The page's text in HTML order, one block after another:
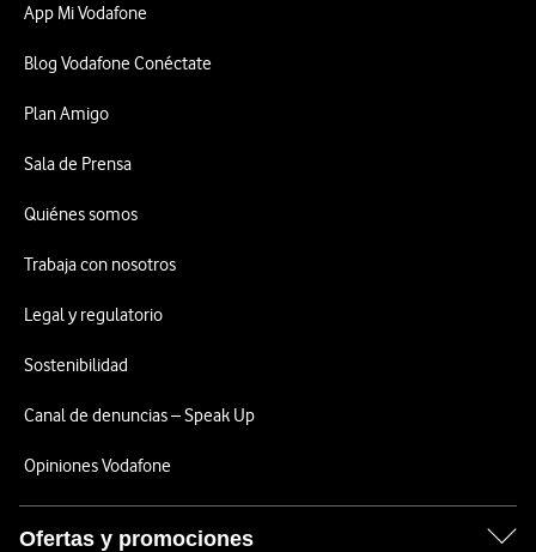
App Mi Vodafone
Blog Vodafone Conéctate
Plan Amigo
Sala de Prensa
Quiénes somos
Trabaja con nosotros
Legal y regulatorio
Sostenibilidad
Canal de denuncias – Speak Up
Opiniones Vodafone
Ofertas y promociones